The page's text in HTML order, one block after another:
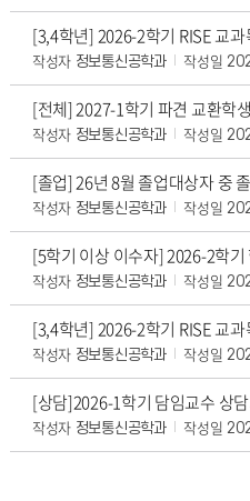
[3,4학년] 2026-2학기 RISE 교
작성자 정보통신공학과 작성일
[전체] 2027-1학기 파견 교환학
작성자 정보통신공학과 작성일
작성자 정보통신공학과 작성일
[5학기 이상 이수자] 2026-2학
작성자 정보통신공학과 작성일
[3,4학년] 2026-2학기 RISE 교
작성자 정보통신공학과 작성일
작성자 정보통신공학과 작성일